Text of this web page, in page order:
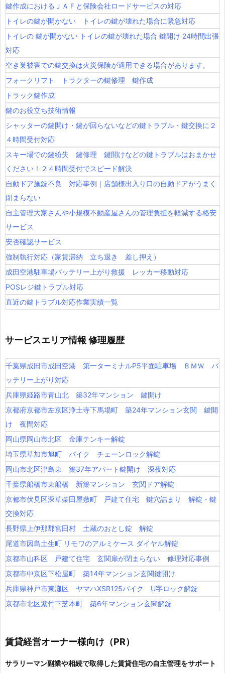
鍵作成におけるＪＡＦと保険会社ロードサービスの対応
トイレの鍵が開かない トイレの鍵が壊れた場合に緊急対応
トイレの 鍵が開かない トイレの鍵が壊れた場合 鍵開け 24時間出張
対応
空き巣被害での鍵交換は火災保険が適用できる場合があります。
フォークリフト トラクターの鍵修理 鍵作成
トラック鍵作成
鍵のお役立ち技術情報
シャッターの鍵開け・鍵が回らないなどの鍵トラブル・鍵交換に２
４時間受付対応
スキー場での鍵紛失 鍵修理 鍵開けなどの鍵トラブルはおまかせ
ください！２４時間受付でスピード解決
自動ドア施錠不良 対応事例｜店舗様出入り口の自動ドアがうまく
閉まらない
自主管理大家さんや小規模不動産屋さんの管理負担を軽減する格安
サービス
安否確認サービス
強制執行対応（家賃滞納 立ち退き 差し押え）
成田空港駐車場バッテリー上がり救援 レッカー移動対応
POSレジ鍵トラブル対応
直近の鍵トラブル対応作業実績一覧
サービスエリア情報 修理履歴
千葉県成田市成田空港 第一ターミナルP5平面駐車場 ＢＭＷ バ
ッテリー上がり対応
兵庫県姫路市青山北 築32年マンション 鍵開け
京都府京都市左京区浄土寺下馬場町 築24年マンション玄関 鍵開
け 夜間対応
岡山県岡山市北区 金庫テンキー解錠
埼玉県草加市旭町 バイク チェーンロック解錠
岡山市北区津島東 築37年アパート鍵開け 深夜対応
千葉県船橋市東船橋 新築マンション 玄関ドア解錠
京都市伏見区深草柴田屋敷町 戸建て住宅 鍵穴詰まり 解錠・鍵
交換対応
長野県上伊那郡宮田村 土蔵のおとし錠 解錠
尾道市因島土生町 リモワのアルミケース ダイヤル解錠
京都市山科区 戸建て住宅 玄関扉が閉まらない 修理対応事例
京都市中京区下松屋町 築14年マンション玄関鍵開け
兵庫県神戸市東灘区 ヤマハXSR125バイク U字ロック解錠
京都市北区紫竹下芝本町 築6年マンション玄関解錠
賃貸経営オーナー様向け（PR）
サラリーマン副業や相続で取得した賃貸住宅の自主管理をサポート